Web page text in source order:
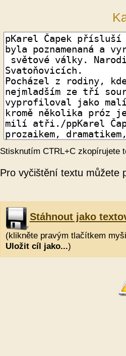
Stisknutím CTRL+C zkopírujete
Pro vyčištění textu můžete
Stáhnout jako
(klikněte pravým tlačítkem
Uložit cíl jako...)